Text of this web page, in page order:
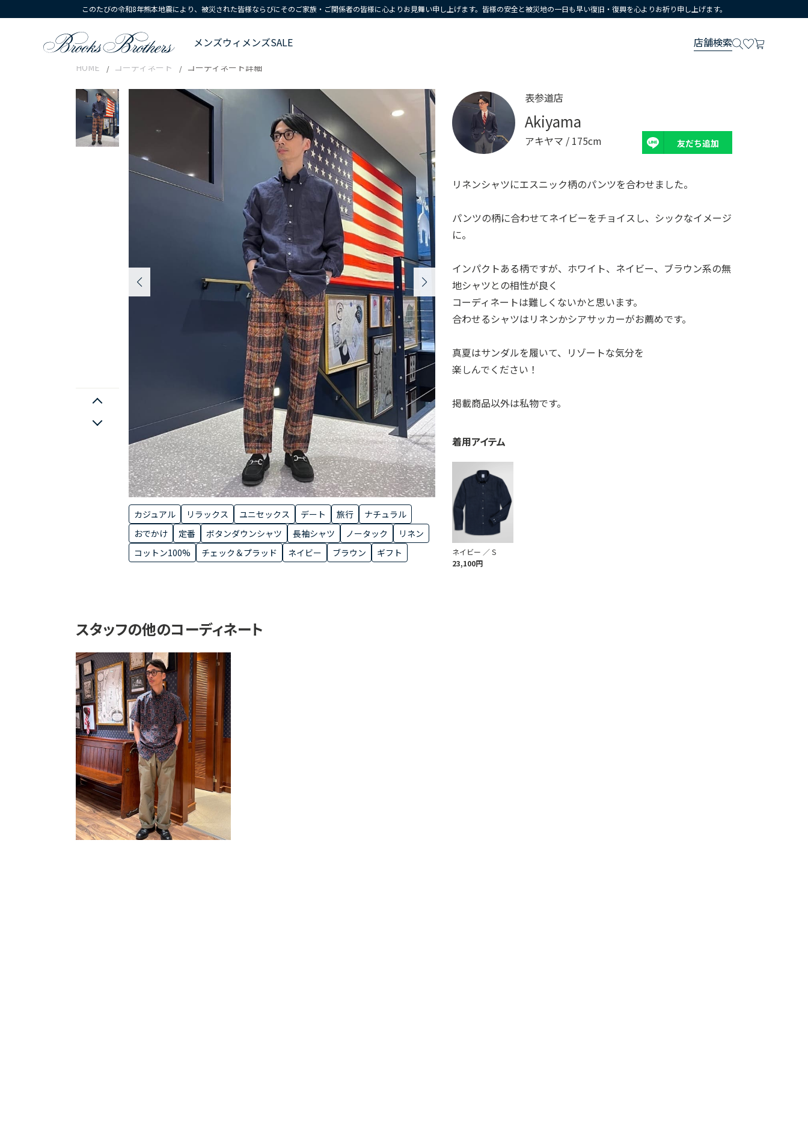
このたびの令和8年熊本地震により、被災された皆様ならびにそのご家族・ご関係者の皆様に心よりお見舞い申し上げます。皆様の安全と被災地の一日も早い復旧・復興を心よりお祈り申し上げます。
メンズウィメンズSALE 店舗検索
HOME コーディネート コーディネート詳細
カジュアル リラックス ユニセックス デート 旅行
ナチュラル
おでかけ
定番 ボタンダウンシャツ 長袖シャツ ノータック
リネン
コットン100%
チェック＆プラッド ネイビー ブラウン ギフト
表参道店
Akiyama
アキヤマ / 175cm 友だち追加
リネンシャツにエスニック柄のパンツを合わせました。
パンツの柄に合わせてネイビーをチョイスし、シックなイメージ
に。
インパクトある柄ですが、ホワイト、ネイビー、ブラウン系の無
地シャツとの相性が良く
コーディネートは難しくないかと思います。
合わせるシャツはリネンかシアサッカーがお薦めです。
真夏はサンダルを履いて、リゾートな気分を
楽しんでください！
掲載商品以外は私物です。
着用アイテム
ネイビー ／ S
23,100円
スタッフの他のコーディネート